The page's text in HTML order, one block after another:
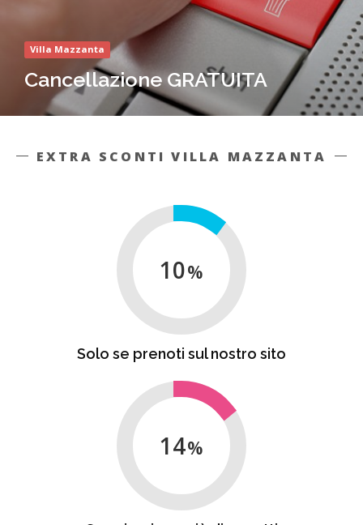
Villa Mazzanta
Cancellazione GRATUITA
EXTRA SCONTI VILLA MAZZANTA
10
Solo se prenoti sul nostro sito
14